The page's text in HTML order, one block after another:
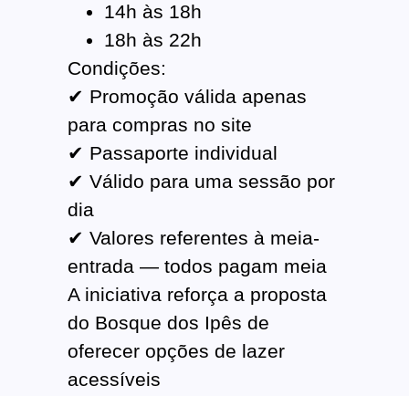
14h às 18h
18h às 22h
Condições:
✔ Promoção válida apenas
para compras no site
✔ Passaporte individual
✔ Válido para uma sessão por
dia
✔ Valores referentes à meia-
entrada — todos pagam meia
A iniciativa reforça a proposta
do Bosque dos Ipês de
oferecer opções de lazer
acessíveis